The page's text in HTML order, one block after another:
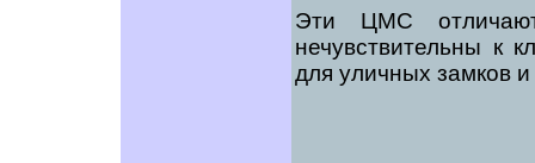
Эти ЦМС
нечувствительны к
для уличных замков